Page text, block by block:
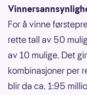
For å vinne
rette tall av 50
av 10 mulige. Det
kombinasjoner per
blir da ca. 1:95